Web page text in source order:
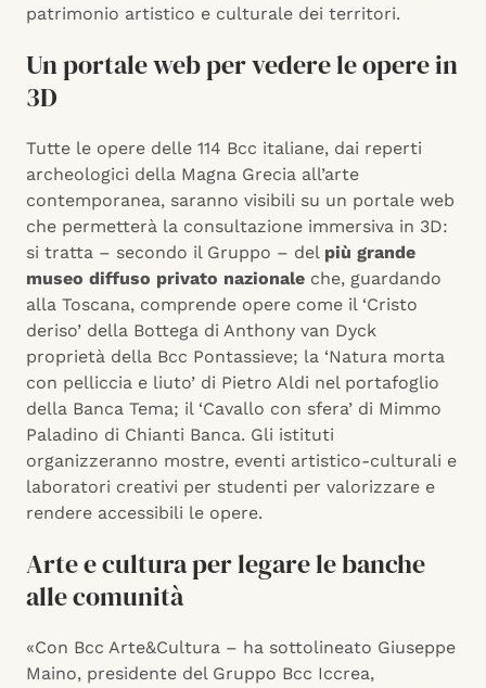
patrimonio artistico e culturale dei territori.
Un portale web per vedere le opere in
3D
Tutte le opere delle 114 Bcc italiane, dai reperti
archeologici della Magna Grecia all’arte
contemporanea, saranno visibili su un portale web
che permetterà la consultazione immersiva in 3D:
si tratta – secondo il Gruppo – del più grande
museo diffuso privato nazionale che, guardando
alla Toscana, comprende opere come il ‘Cristo
deriso’ della Bottega di Anthony van Dyck
proprietà della Bcc Pontassieve; la ‘Natura morta
con pelliccia e liuto’ di Pietro Aldi nel portafoglio
della Banca Tema; il ‘Cavallo con sfera’ di Mimmo
Paladino di Chianti Banca. Gli istituti
organizzeranno mostre, eventi artistico-culturali e
laboratori creativi per studenti per valorizzare e
rendere accessibili le opere.
Arte e cultura per legare le banche
alle comunità
«Con Bcc Arte&Cultura – ha sottolineato Giuseppe
Maino, presidente del Gruppo Bcc Iccrea,